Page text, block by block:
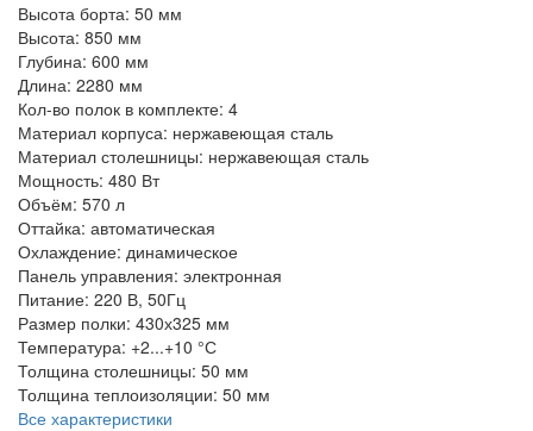
Высота борта: 50 мм
Высота: 850 мм
Глубина: 600 мм
Длина: 2280 мм
Кол-во полок в комплекте: 4
Материал корпуса: нержавеющая сталь
Материал столешницы: нержавеющая сталь
Мощность: 480 Вт
Объём: 570 л
Оттайка: автоматическая
Охлаждение: динамическое
Панель управления: электронная
Питание: 220 В, 50Гц
Размер полки: 430х325 мм
Температура: +2...+10 °С
Толщина столешницы: 50 мм
Толщина теплоизоляции: 50 мм
Все характеристики